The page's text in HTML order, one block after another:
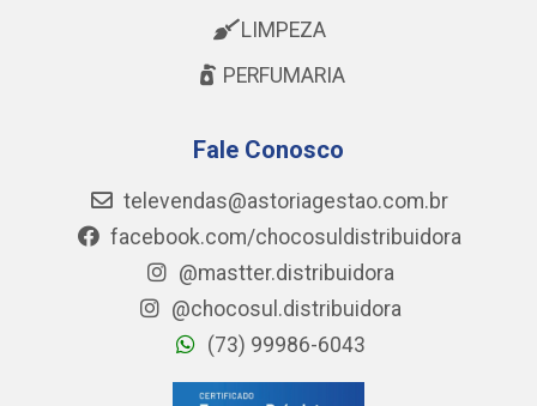
LIMPEZA
PERFUMARIA
Fale Conosco
televendas@astoriagestao.com.br
facebook.com/chocosuldistribuidora
@mastter.distribuidora
@chocosul.distribuidora
(73) 99986-6043